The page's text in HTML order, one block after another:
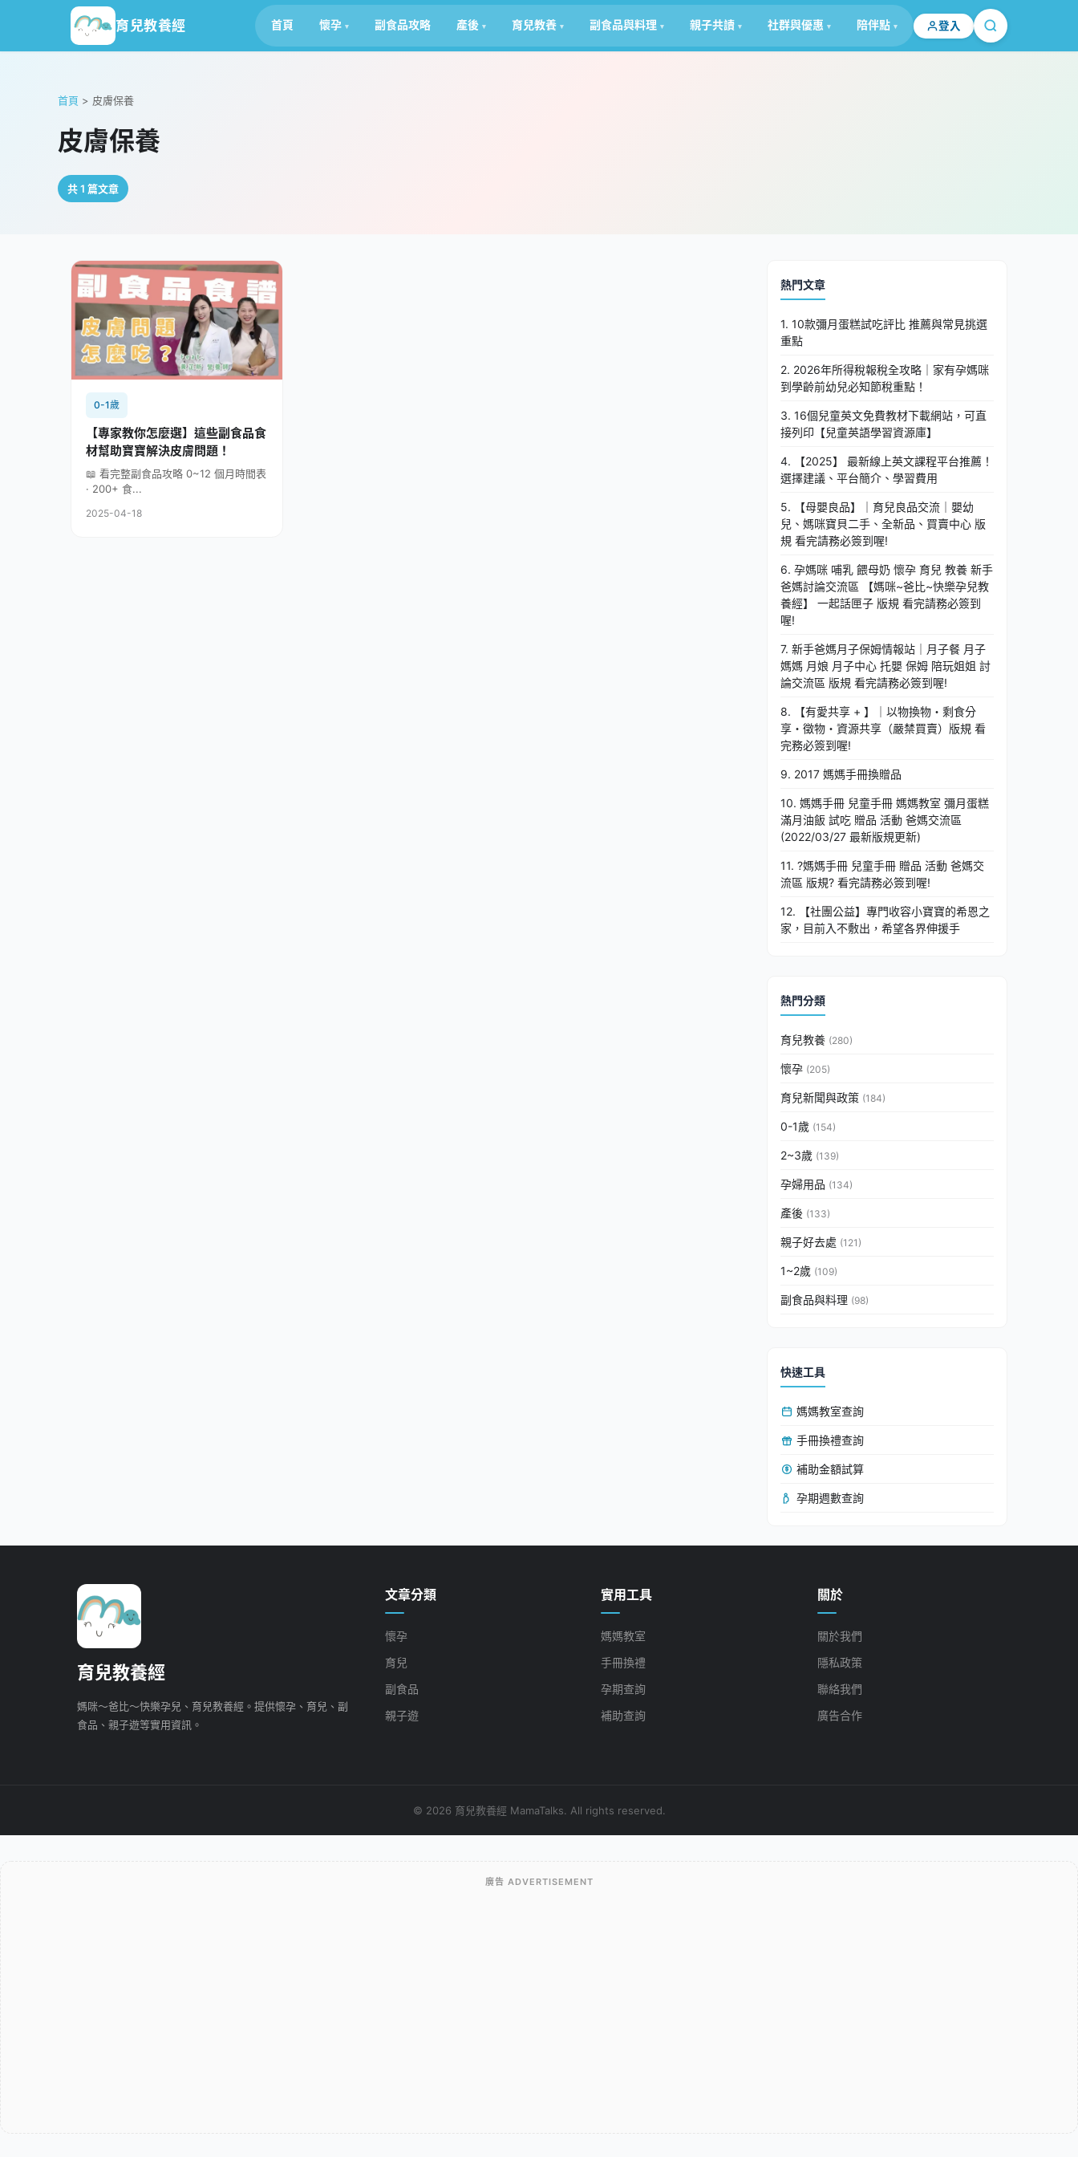
育兒教養經 首頁 懷孕 副食品攻略 產後 育兒教養 副食品與料理 親子共讀 社群與優惠 陪伴點 登入
首頁 > 皮膚保養
皮膚保養
共 1 篇文章
0-1歲
【專家教你怎麼選】這些副食品食
材幫助寶寶解決皮膚問題！
📖 看完整副食品攻略 0~12 個月時間表
· 200+ 食...
2025-04-18
熱門文章
1. 10款彌月蛋糕試吃評比 推薦與常見挑選
重點
2. 2026年所得稅報稅全攻略｜家有孕媽咪
到學齡前幼兒必知節稅重點！
3. 16個兒童英文免費教材下載網站，可直
接列印【兒童英語學習資源庫】
4. 【2025】 最新線上英文課程平台推薦！
選擇建議、平台簡介、學習費用
5. 【母嬰良品】｜育兒良品交流｜嬰幼
兒、媽咪寶貝二手、全新品、買賣中心 版
規 看完請務必簽到喔!
6. 孕媽咪 哺乳 餵母奶 懷孕 育兒 教養 新手
爸媽討論交流區 【媽咪~爸比~快樂孕兒教
養經】 一起話匣子 版規 看完請務必簽到
喔!
7. 新手爸媽月子保姆情報站｜月子餐 月子
媽媽 月娘 月子中心 托嬰 保姆 陪玩姐姐 討
論交流區 版規 看完請務必簽到喔!
8. 【有愛共享 + 】｜以物換物・剩食分
享・徵物・資源共享（嚴禁買賣）版規 看
完務必簽到喔!
9. 2017 媽媽手冊換贈品
10. 媽媽手冊 兒童手冊 媽媽教室 彌月蛋糕
滿月油飯 試吃 贈品 活動 爸媽交流區
(2022/03/27 最新版規更新)
11. ?媽媽手冊 兒童手冊 贈品 活動 爸媽交
流區 版規? 看完請務必簽到喔!
12. 【社團公益】專門收容小寶寶的希恩之
家，目前入不敷出，希望各界伸援手
熱門分類
育兒教養 (280)
懷孕 (205)
育兒新聞與政策 (184)
0-1歲 (154)
2~3歲 (139)
孕婦用品 (134)
產後 (133)
親子好去處 (121)
1~2歲 (109)
副食品與料理 (98)
快速工具
媽媽教室查詢
手冊換禮查詢
補助金額試算
孕期週數查詢
育兒教養經
媽咪～爸比～快樂孕兒、育兒教養經。提供懷孕、育兒、副
食品、親子遊等實用資訊。
文章分類
懷孕
育兒
副食品
親子遊
實用工具
媽媽教室
手冊換禮
孕期查詢
補助查詢
關於
關於我們
隱私政策
聯絡我們
廣告合作
© 2026 育兒教養經 MamaTalks. All rights reserved.
廣告 ADVERTISEMENT